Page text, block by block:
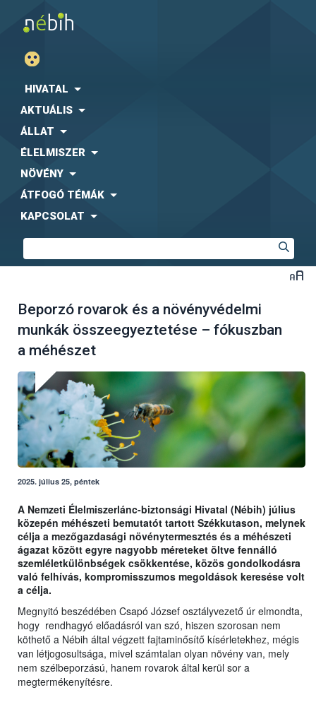
HIVATAL
AKTUÁLIS
ÁLLAT
ÉLELMISZER
NÖVÉNY
ÁTFOGÓ TÉMÁK
KAPCSOLAT
Beporzó rovarok és a növényvédelmi
munkák összeegyeztetése – fókuszban
a méhészet
2025. július 25, péntek
A Nemzeti Élelmiszerlánc-biztonsági Hivatal (Nébih) július
közepén méhészeti bemutatót tartott Székkutason, melynek
célja a mezőgazdasági növénytermesztés és a méhészeti
ágazat között egyre nagyobb méreteket öltve fennálló
szemléletkülönbségek csökkentése, közös gondolkodásra
való felhívás, kompromisszumos megoldások keresése volt
a célja.
Megnyitó beszédében Csapó József osztályvezető úr elmondta,
hogy rendhagyó előadásról van szó, hiszen szorosan nem
köthető a Nébih által végzett fajtaminősítő kísérletekhez, mégis
van létjogosultsága, mivel számtalan olyan növény van, mely
nem szélbeporzású, hanem rovarok által kerül sor a
megtermékenyítésre.